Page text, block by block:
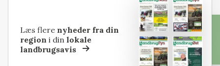
Læs flere nyheder fra din
region i dinlokale
landbrugsavis